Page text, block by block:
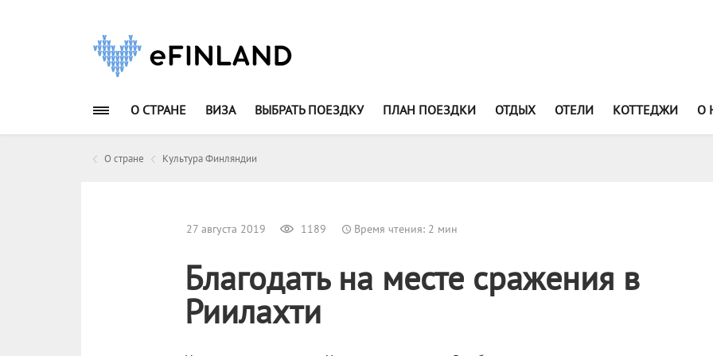
О СТРАНЕ ВИЗА ВЫБРАТЬ ПОЕЗДКУ ПЛАН ПОЕЗДКИ ОТДЫХ ОТЕЛИ КОТТЕДЖИ О
О стране Культура Финляндии
27 августа 2019 1189 Время чтения: 2 мин
Благодать на месте сражения в
Риилахти